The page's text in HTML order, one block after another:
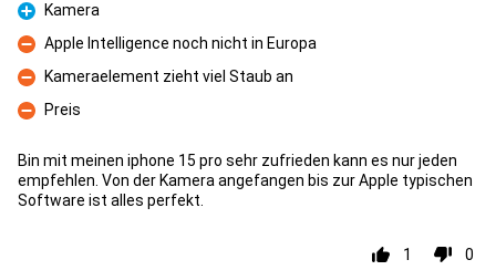
Pro
Kamera
Con
Apple Intelligence noch nicht in Europa
Con
Kameraelement zieht viel Staub an
Con
Preis
Bin mit meinen iphone 15 pro sehr zufrieden kann es nur jeden
empfehlen. Von der Kamera angefangen bis zur Apple typischen
Software ist alles perfekt.
1 0